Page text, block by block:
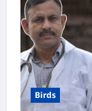
Birds